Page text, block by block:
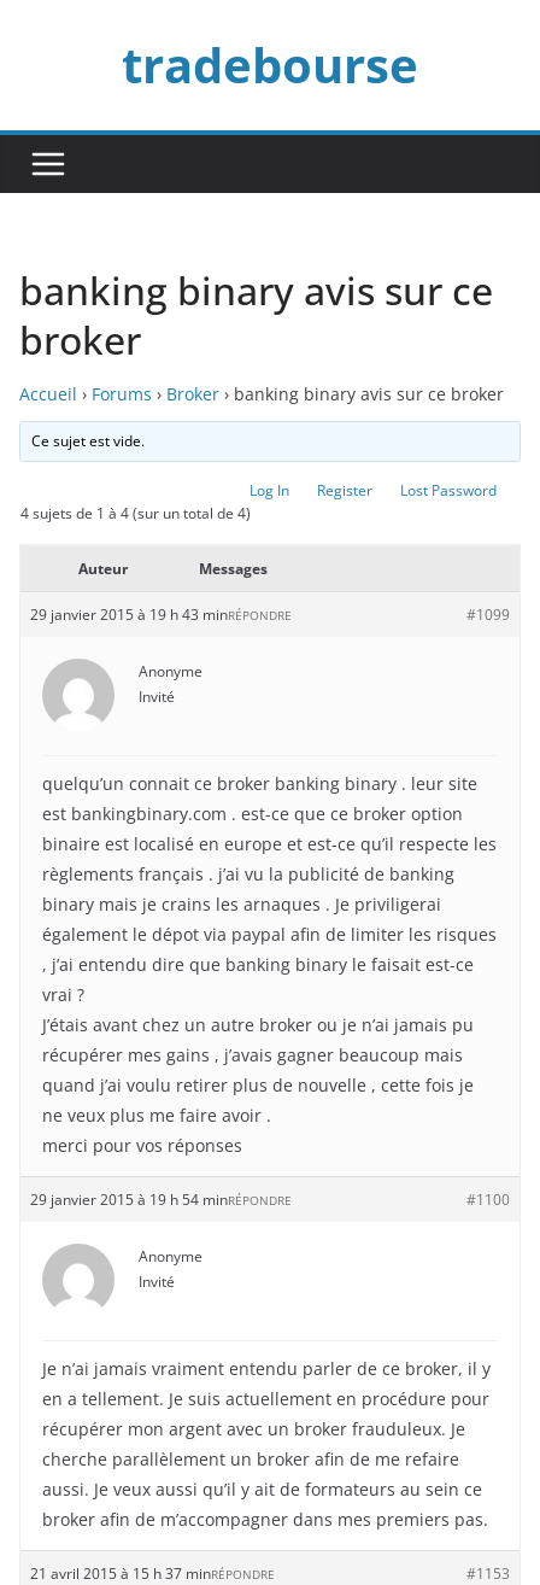
tradebourse
banking binary avis sur ce
broker
Accueil › Forums › Broker › banking binary avis sur ce broker
Ce sujet est vide.
Log In Register
Lost Password
4 sujets de 1 à 4 (sur un total de 4)
Auteur Messages
29 janvier 2015 à 19 h 43 min #1099
RÉPONDRE
Anonyme
Invité
quelqu’un connait ce broker banking binary . leur site
est bankingbinary.com . est-ce que ce broker option
binaire est localisé en europe et est-ce qu’il respecte les
règlements français . j’ai vu la publicité de banking
binary mais je crains les arnaques . Je priviligerai
également le dépot via paypal afin de limiter les risques
, j’ai entendu dire que banking binary le faisait est-ce
vrai ?
J’étais avant chez un autre broker ou je n’ai jamais pu
récupérer mes gains , j’avais gagner beaucoup mais
quand j’ai voulu retirer plus de nouvelle , cette fois je
ne veux plus me faire avoir .
merci pour vos réponses
29 janvier 2015 à 19 h 54 min #1100
RÉPONDRE
Anonyme
Invité
Je n’ai jamais vraiment entendu parler de ce broker, il y
en a tellement. Je suis actuellement en procédure pour
récupérer mon argent avec un broker frauduleux. Je
cherche parallèlement un broker afin de me refaire
aussi. Je veux aussi qu’il y ait de formateurs au sein ce
broker afin de m’accompagner dans mes premiers pas.
21 avril 2015 à 15 h 37 min #1153
RÉPONDRE